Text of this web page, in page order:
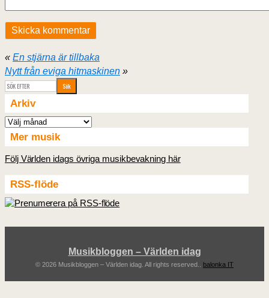
« En stjärna är tillbaka
Nytt från eviga hitmaskinen »
Arkiv
Arkiv
Mer musik
Följ Världen idags övriga musikbevakning här
RSS-flöde
Musikbloggen – Världen idag
© 2026 Musikbloggen – Världen idag. All rights reserved.. balonka IT